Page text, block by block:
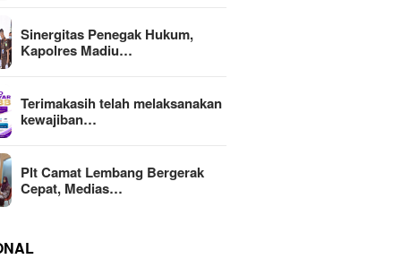
Sinergitas Penegak Hukum,
Kapolres Madiu…
Terimakasih telah melaksanakan
kewajiban…
Plt Camat Lembang Bergerak
Cepat, Medias…